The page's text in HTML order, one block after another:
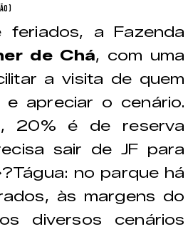
a Fazenda
de Chá, com uma
a visita de quem
apreciar o cenário.
20% é de reserva
sair de JF para
no parque há
às margens do
diversos cenários